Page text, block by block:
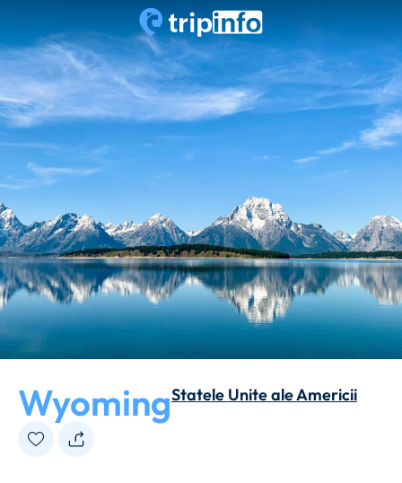
WyomingStatele Unite ale Americii